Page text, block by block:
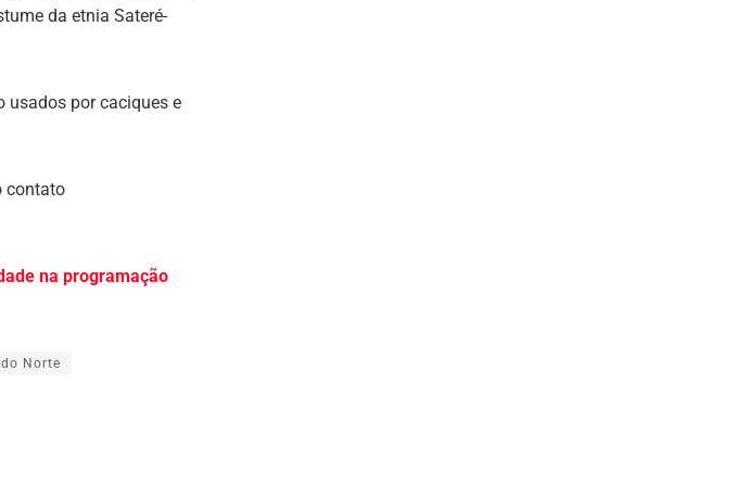
da etnia Sateré-
usados por caciques e
contato
na programação
Norte